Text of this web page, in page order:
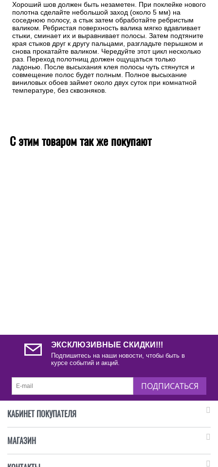
Хороший шов должен быть незаметен. При поклейке нового
полотна сделайте небольшой заход (около 5 мм) на
соседнюю полосу, а стык затем обработайте ребристым
валиком. Ребристая поверхность валика мягко вдавливает
стыки, сминает их и выравнивает полосы. Затем подтяните
края стыков друг к другу пальцами, разгладьте перышком и
снова прокатайте валиком. Чередуйте этот цикл несколько
раз. Переход полотнищ должен ощущаться только
ладонью. После высыхания клея полосы чуть стянутся и
совмещение полос будет полным. Полное высыхание
виниловых обоев займет около двух суток при комнатной
температуре, без сквозняков.
С этим товаром так же покупают
ЭКСКЛЮЗИВНЫЕ СКИДКИ!!!
Подпишитесь на наши новости, чтобы быть в
курсе событий и акций.
ПОДПИСАТЬСЯ
КАБИНЕТ ПОКУПАТЕЛЯ
МАГАЗИН